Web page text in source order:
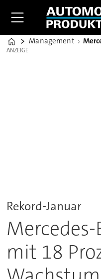
Home
Management
ANZEIGE
ANZEIGE
Rekord-Januar
mit 18